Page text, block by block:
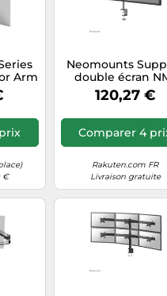
Arm
€
Neomounts
double écran
D135D - 2 écrans
- Argent -
120,27 €
Comparer 4
Rakuten.com FR
Livraison gratuite